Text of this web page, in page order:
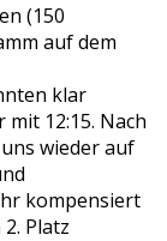
(150
auf dem
klar
12:15. Nach
wieder auf
kompensiert
Platz